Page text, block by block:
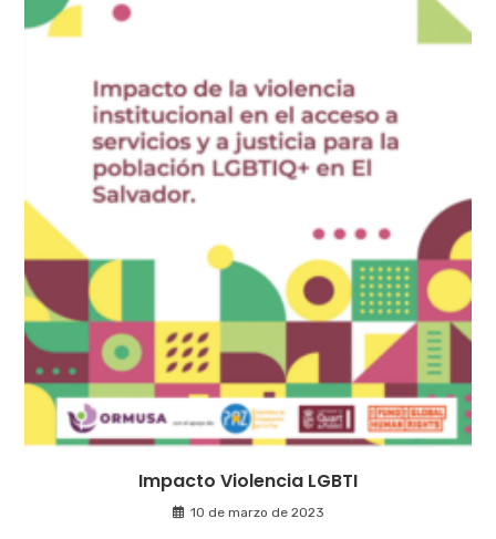
Impacto Violencia LGBTI
10 de marzo de 2023